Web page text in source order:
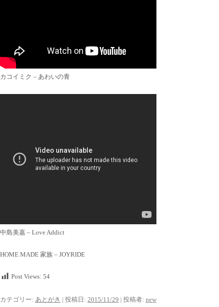
カコイミク – あわいの青
中島美嘉 – Love Addict
HOME MADE 家族 – JOYRIDE
Post Views: 54
カテゴリー: あとがき | 投稿日: 2015/11/29 | 投稿者: new